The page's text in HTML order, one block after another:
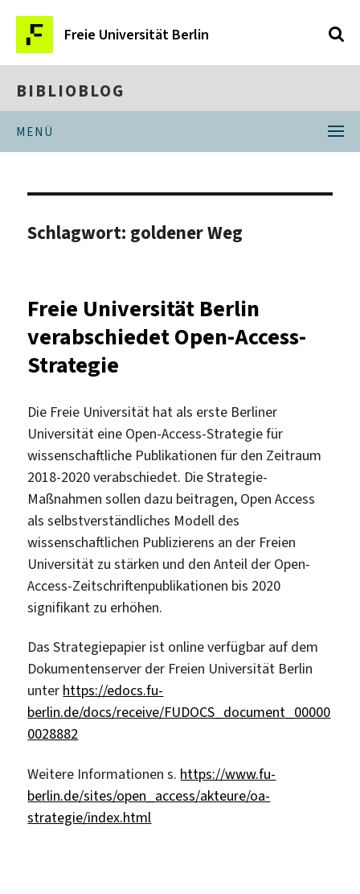
Freie Universität Berlin
BIBLIOBLOG
MENÜ
Schlagwort: goldener Weg
Freie Universität Berlin
verabschiedet Open-Access-
Strategie
Die Freie Universität hat als erste Berliner
Universität eine Open-Access-Strategie für
wissenschaftliche Publikationen für den Zeitraum
2018-2020 verabschiedet. Die Strategie-
Maßnahmen sollen dazu beitragen, Open Access
als selbstverständliches Modell des
wissenschaftlichen Publizierens an der Freien
Universität zu stärken und den Anteil der Open-
Access-Zeitschriftenpublikationen bis 2020
signifikant zu erhöhen.
Das Strategiepapier ist online verfügbar auf dem
Dokumentenserver der Freien Universität Berlin
unter https://edocs.fu-
berlin.de/docs/receive/FUDOCS_document_00000
0028882
Weitere Informationen s. https://www.fu-
berlin.de/sites/open_access/akteure/oa-
strategie/index.html